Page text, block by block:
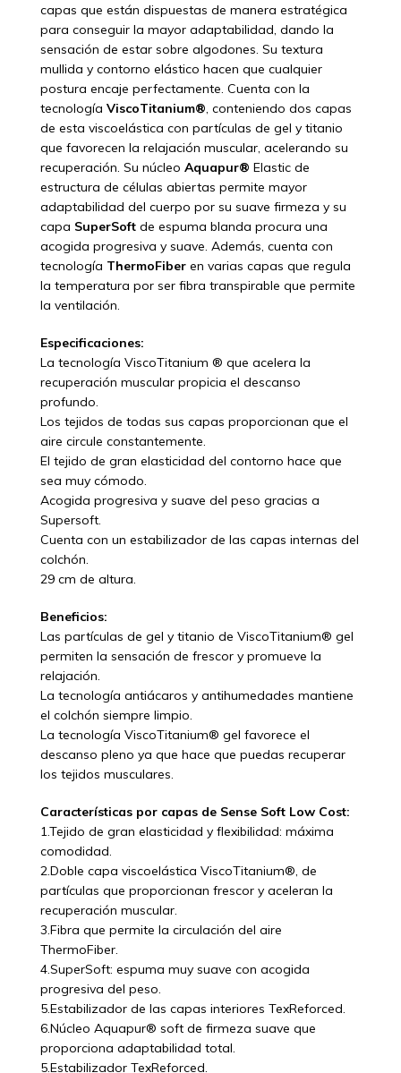
capas que están dispuestas de manera estratégica
para conseguir la mayor adaptabilidad, dando la
sensación de estar sobre algodones. Su textura
mullida y contorno elástico hacen que cualquier
postura encaje perfectamente. Cuenta con la
tecnología ViscoTitanium® , conteniendo dos capas
de esta viscoelástica con partículas de gel y titanio
que favorecen la relajación muscular, acelerando su
recuperación. Su núcleo Aquapur® Elastic de
estructura de células abiertas permite mayor
adaptabilidad del cuerpo por su suave firmeza y su
capa SuperSoftde espuma blanda procura una
acogida progresiva y suave. Además, cuenta con
tecnología ThermoFiberen varias capas que regula
la temperatura por ser fibra transpirable que permite
la ventilación.
Especificaciones:
La tecnología ViscoTitanium ® que acelera la
recuperación muscular propicia el descanso
profundo.
Los tejidos de todas sus capas proporcionan que el
aire circule constantemente.
El tejido de gran elasticidad del contorno hace que
sea muy cómodo.
Acogida progresiva y suave del peso gracias a
Supersoft.
Cuenta con un estabilizador de las capas internas del
colchón.
29 cm de altura.
Beneficios:
Las partículas de gel y titanio de ViscoTitanium® gel
permiten la sensación de frescor y promueve la
relajación.
La tecnología antiácaros y antihumedades mantiene
el colchón siempre limpio.
La tecnología ViscoTitanium® gel favorece el
descanso pleno ya que hace que puedas recuperar
los tejidos musculares.
Características por capas de Sense Soft Low Cost:
1.Tejido de gran elasticidad y flexibilidad: máxima
comodidad.
2.Doble capa viscoelástica ViscoTitanium®, de
partículas que proporcionan frescor y aceleran la
recuperación muscular.
3.Fibra que permite la circulación del aire
ThermoFiber.
4.SuperSoft: espuma muy suave con acogida
progresiva del peso.
5.Estabilizador de las capas interiores TexReforced.
6.Núcleo Aquapur® soft de firmeza suave que
proporciona adaptabilidad total.
5.Estabilizador TexReforced.